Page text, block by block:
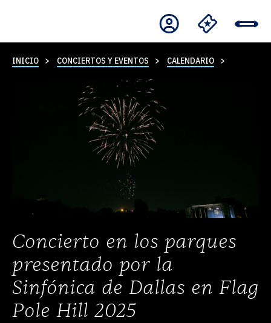
INICIO CONCIERTOS Y EVENTOS CALENDARIO
Concierto en los parques
presentado por la
Sinfónica de Dallas en Flag
Pole Hill 2025